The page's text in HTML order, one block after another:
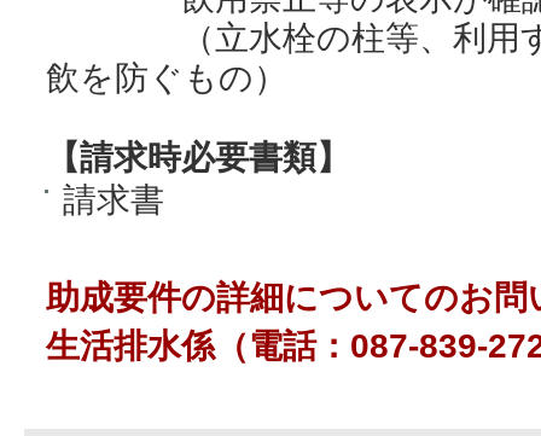
（立水栓の柱等、利用す
飲を防ぐもの）
【請求時必要書類】
請求書
助成要件の詳細についてのお問
生活排水係（電話：087-839-